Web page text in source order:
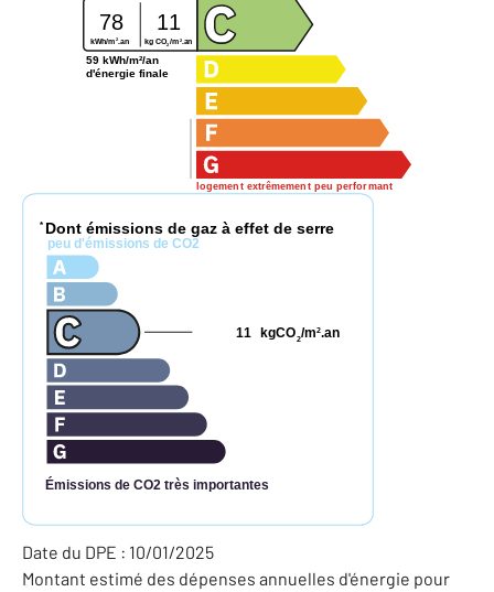
logement extrêmement peu performant
78 11
kWh/m 2 .an kg CO2/m2.an
59 kWh/m²/an
d'énergie finale
* Dont émissions de gaz à effet de serre
peu d'émissions de CO2
Émissions de CO2 très importantes
kgCO2/m2.an
11
Date du DPE : 10/01/2025
Montant estimé des dépenses annuelles d'énergie pour